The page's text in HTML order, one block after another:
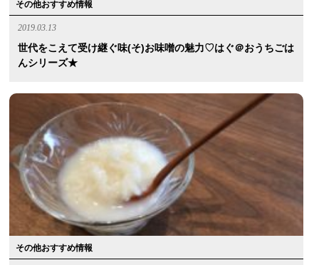
その他おすすめ情報
2019.03.13
世代をこえて受け継ぐ味(そ)お味噌の魅力♡はぐ＠おうちごは
んシリーズ★
その他おすすめ情報